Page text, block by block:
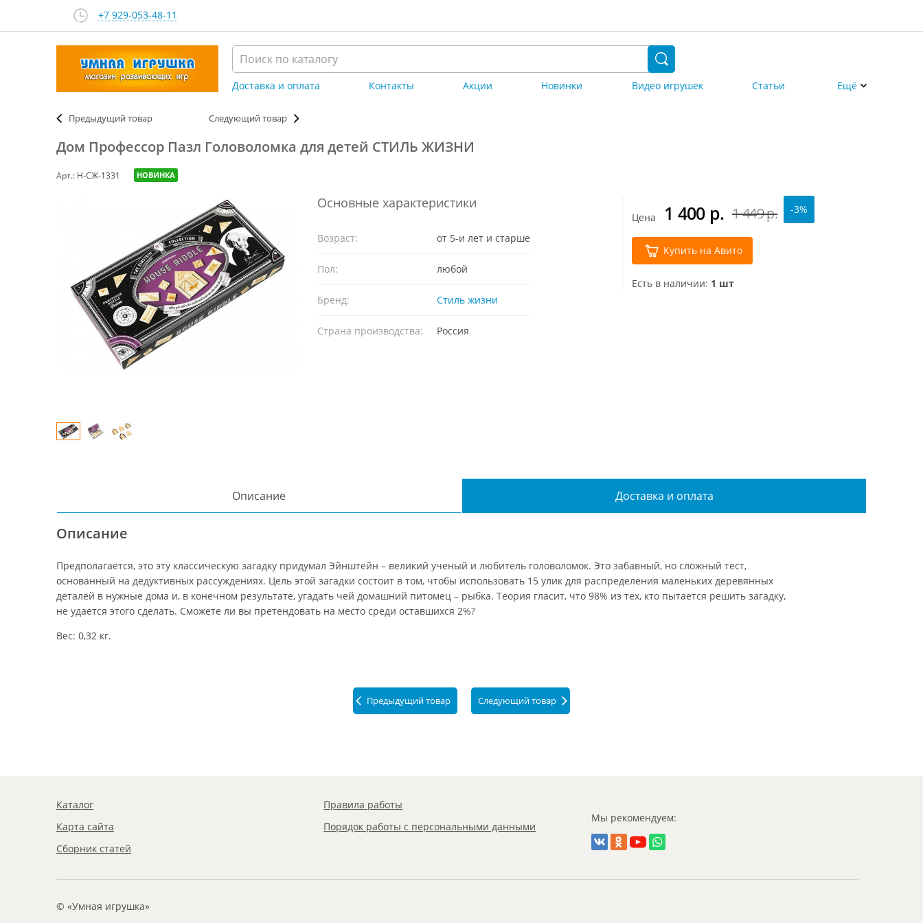
+7 929-053-48-11
Доставка и оплата Контакты Акции Новинки Видео игрушек Статьи Ещё
Предыдущий товар Следующий товар
Арт.: Н-СЖ-1331 НОВИНКА
Дом Профессор Пазл Головоломка для детей СТИЛЬ ЖИЗНИ
Основные характеристики
Возраст: от 5-и лет и старше
Пол: любой
Бренд: Стиль жизни
Страна производства: Россия
Цена 1 449 р.
1 400 р. -3%
Купить на Авито
Есть в наличии: 1 шт
Описание
Описание
Предполагается, это эту классическую загадку придумал Эйнштейн – великий ученый и любитель головоломок. Это забавный, но сложный тест,
основанный на дедуктивных рассуждениях. Цель этой загадки состоит в том, чтобы использовать 15 улик для распределения маленьких деревянных
деталей в нужные дома и, в конечном результате, угадать чей домашний питомец – рыбка. Теория гласит, что 98% из тех, кто пытается решить загадку,
не удается этого сделать. Сможете ли вы претендовать на место среди оставшихся 2%?
Вес: 0,32 кг.
Доставка и оплата
Предыдущий товар Следующий товар
Каталог
Карта сайта
Сборник статей
Правила работы
Порядок работы с персональными данными
© «Умная игрушка»
Мы рекомендуем: